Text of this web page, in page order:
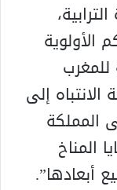
الأولوية
إلى
المملكة
المناخ
أبعادها”.